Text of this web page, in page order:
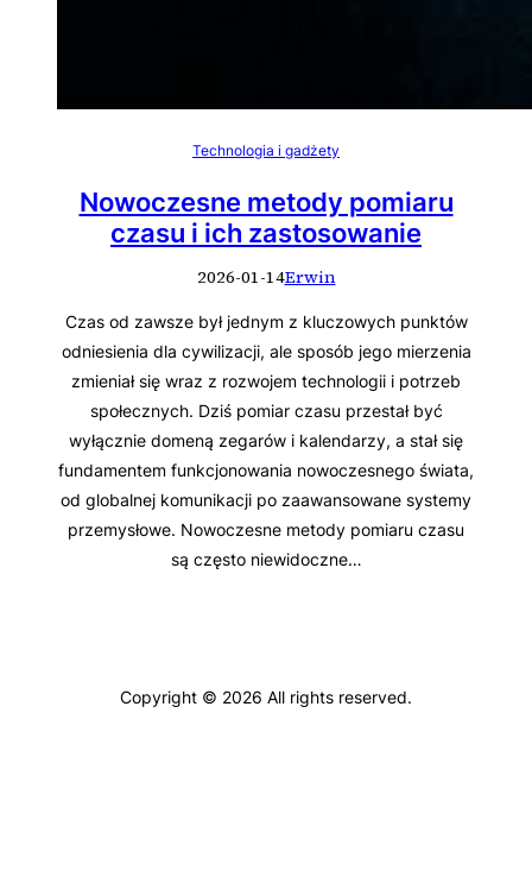
Technologia i gadżety
Nowoczesne metody pomiaru
czasu i ich zastosowanie
2026-01-14Erwin
Czas od zawsze był jednym z kluczowych punktów
odniesienia dla cywilizacji, ale sposób jego mierzenia
zmieniał się wraz z rozwojem technologii i potrzeb
społecznych. Dziś pomiar czasu przestał być
wyłącznie domeną zegarów i kalendarzy, a stał się
fundamentem funkcjonowania nowoczesnego świata,
od globalnej komunikacji po zaawansowane systemy
przemysłowe. Nowoczesne metody pomiaru czasu
są często niewidoczne…
Copyright © 2026 All rights reserved.